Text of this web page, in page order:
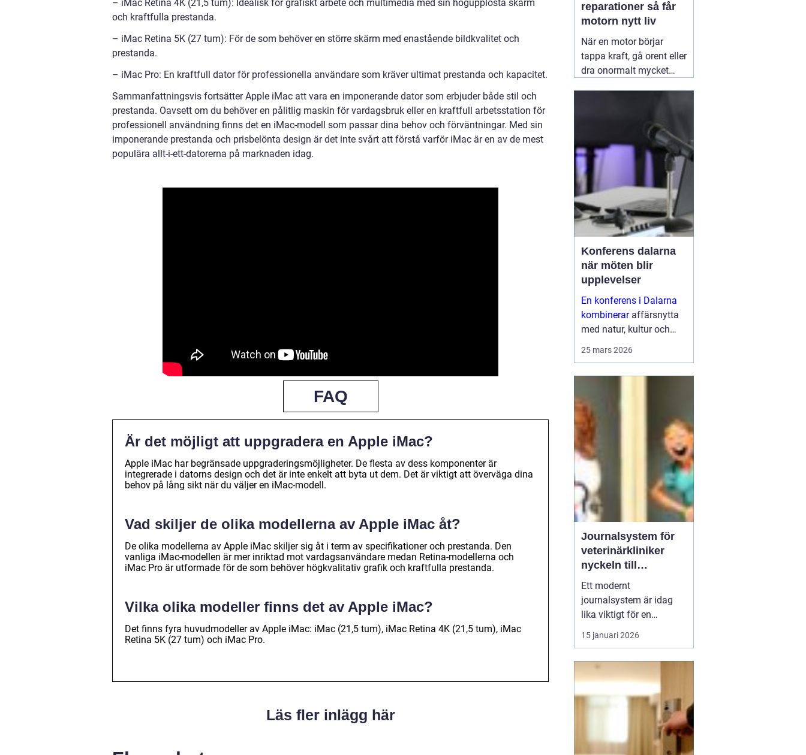
– iMac Retina 4K (21,5 tum): Idealisk för grafiskt arbete och multimedia med sin högupplösta skärm
och kraftfulla prestanda.
– iMac Retina 5K (27 tum): För de som behöver en större skärm med enastående bildkvalitet och
prestanda.
– iMac Pro: En kraftfull dator för professionella användare som kräver ultimat prestanda och kapacitet.
Sammanfattningsvis fortsätter Apple iMac att vara en imponerande dator som erbjuder både stil och
prestanda. Oavsett om du behöver en pålitlig maskin för vardagsbruk eller en kraftfull arbetsstation för
professionell användning finns det en iMac-modell som passar dina behov och förväntningar. Med sin
imponerande prestanda och prisbelönta design är det inte svårt att förstå varför iMac är en av de mest
populära allt-i-ett-datorerna på marknaden idag.
FAQ
Är det möjligt att uppgradera en Apple iMac?
Apple iMac har begränsade uppgraderingsmöjligheter. De flesta av dess komponenter är
integrerade i datorns design och det är inte enkelt att byta ut dem. Det är viktigt att överväga dina
behov på lång sikt när du väljer en iMac-modell.
Vad skiljer de olika modellerna av Apple iMac åt?
De olika modellerna av Apple iMac skiljer sig åt i term av specifikationer och prestanda. Den
vanliga iMac-modellen är mer inriktad mot vardagsanvändare medan Retina-modellerna och
iMac Pro är utformade för de som behöver högkvalitativ grafik och kraftfulla prestanda.
Vilka olika modeller finns det av Apple iMac?
Det finns fyra huvudmodeller av Apple iMac: iMac (21,5 tum), iMac Retina 4K (21,5 tum), iMac
Retina 5K (27 tum) och iMac Pro.
Läs fler inlägg här
reparationer så får
motorn nytt liv
När en motor börjar
tappa kraft, gå orent eller
dra onormalt mycket
gör att motorn inte
längre arbetar tätt och
effektivt. Genom
professionella
30 juni
Konferens dalarna
när möten blir
upplevelser
En konferens i Dalarna
kombineraraffärsnytta
med natur, kultur och
fokus, sammanhållning
och ny energ...
25 mars 2026
Journalsystem för
veterinärkliniker
nyckeln till
smidigare vardag
och säkrare vård
Ett modernt
journalsystem är idag
lika viktigt för en
veterinärklinik som
röntgenutrustning och
kundkontakt och
administration samlas i
samma digitala flöde blir
arbetet både snabbare
djurägaren märks det
15 januari 2026